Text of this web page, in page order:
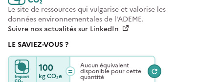
Le site de ressources qui vulgarise et valorise les
données environnementales de l'ADEME.
Suivre nos actualités sur LinkedIn
LE SAVIEZ-VOUS ?
100
kgCO₂e
Aucun équivalent
disponible pour cette
quantité